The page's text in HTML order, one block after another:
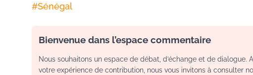
#Sénégal
Bienvenue dans l’espace commentaire
Nous souhaitons un espace de débat, d’échange et de
votre expérience de contribution, nous vous invitons à consulter